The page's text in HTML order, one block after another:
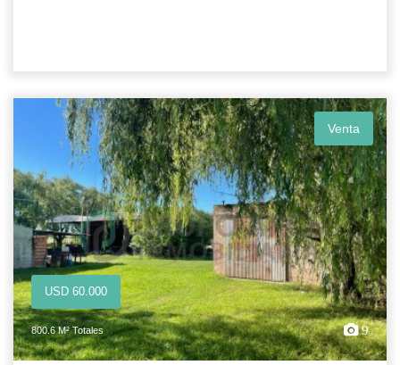
Venta
USD 60.000
800.6 M² Totales 9